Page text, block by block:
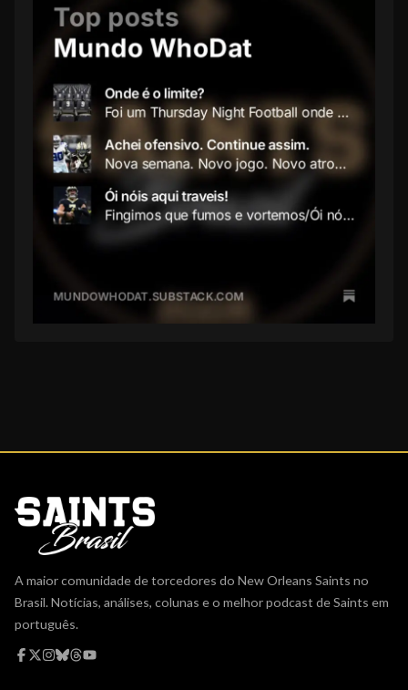
A maior comunidade de torcedores do New Orleans Saints no
Brasil. Notícias, análises, colunas e o melhor podcast de Saints em
português.